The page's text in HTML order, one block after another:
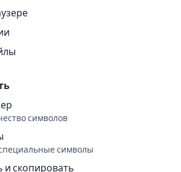
символов
символы
и скопировать